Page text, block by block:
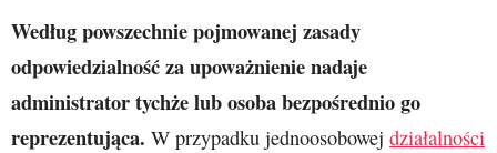
Według powszechnie pojmowanej zasady
odpowiedzialność za upoważnienie nadaje
administrator tychże lub osoba bezpośrednio go
reprezentująca. W przypadku jednoosobowej działalności